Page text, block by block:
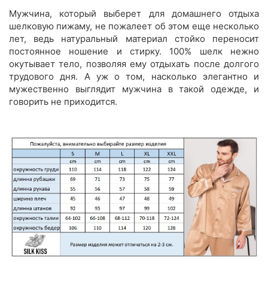
Мужчина, который выберет для домашнего отдыха
шелковую пижаму, не пожалеет об этом еще несколько
лет, ведь натуральный материал стойко переносит
постоянное ношение и стирку. 100% шелк нежно
окутывает тело, позволяя ему отдыхать после долгого
трудового дня. А уж о том, насколько элегантно и
мужественно выглядит мужчина в такой одежде, и
говорить не приходится.